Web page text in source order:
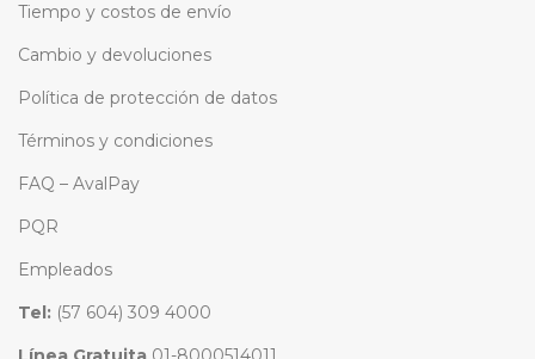
Tiempo y costos de envío
Cambio y devoluciones
Política de protección de datos
Términos y condiciones
FAQ – AvalPay
PQR
Empleados
Tel: (57 604) 309 4000